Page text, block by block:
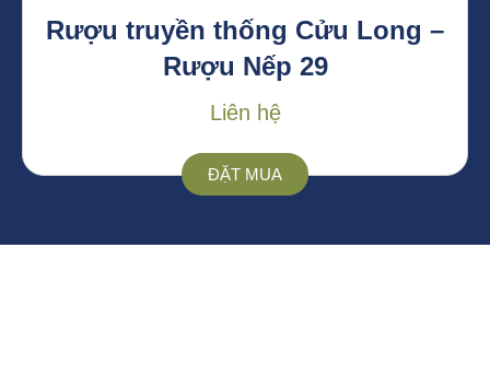
Rượu truyền thống Cửu Long –
Rượu Nếp 29
Liên hệ
ĐẶT MUA